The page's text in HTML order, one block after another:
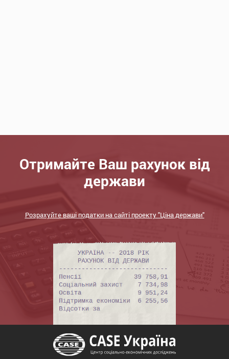
Отримайте Ваш рахунок від
держави
Розрахуйте ваші податки на сайті проекту "Ціна держави"